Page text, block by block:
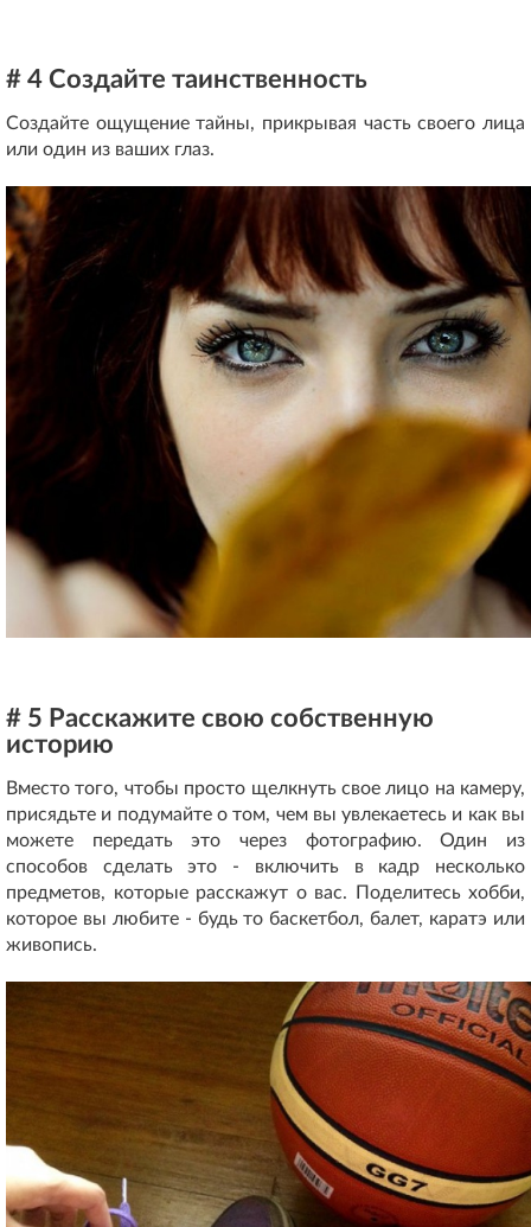
# 4 Создайте таинственность
Создайте ощущение тайны, прикрывая часть своего лица
или один из ваших глаз.
# 5 Расскажите свою собственную
историю
Вместо того, чтобы просто щелкнуть свое лицо на камеру,
присядьте и подумайте о том, чем вы увлекаетесь и как вы
можете передать это через фотографию. Один из
способов сделать это - включить в кадр несколько
предметов, которые расскажут о вас. Поделитесь хобби,
которое вы любите - будь то баскетбол, балет, каратэ или
живопись.